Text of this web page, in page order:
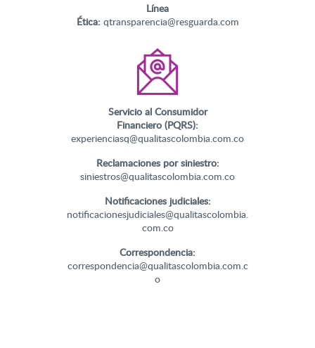
Línea
Ética: qtransparencia@resguarda.com
Servicio al Consumidor
Financiero (PQRS):
experienciasq@qualitascolombia.com.co
Reclamaciones por siniestro:
siniestros@qualitascolombia.com.co
Notificaciones judiciales:
notificacionesjudiciales@qualitascolombia.
com.co
Correspondencia:
correspondencia@qualitascolombia.com.c
o